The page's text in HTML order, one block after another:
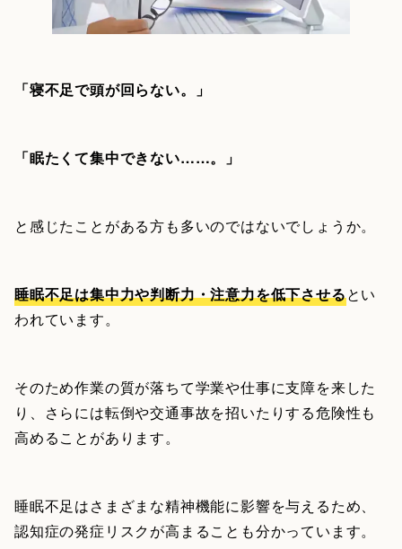
「寝不足で頭が回らない。」
「眠たくて集中できない……。」
と感じたことがある方も多いのではないでしょうか。
睡眠不足は集中力や判断力・注意力を低下させるとい
われています。
そのため作業の質が落ちて学業や仕事に支障を来した
り、さらには転倒や交通事故を招いたりする危険性も
高めることがあります。
睡眠不足はさまざまな精神機能に影響を与えるため、
認知症の発症リスクが高まることも分かっています。